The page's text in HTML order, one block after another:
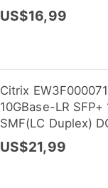
Transceiver
US$16,99
Citrix
10GBase-LR SFP+
SMF(LC Duplex)
Transceiver
US$21,99